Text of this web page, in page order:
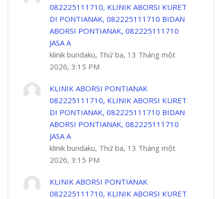
082225111710, KLINIK ABORSI KURET
DI PONTIANAK, 082225111710 BIDAN
ABORSI PONTIANAK, 082225111710
JASA A
klinik bundaku, Thứ ba, 13 Tháng một
2026, 3:15 PM
KLINIK ABORSI PONTIANAK
082225111710, KLINIK ABORSI KURET
DI PONTIANAK, 082225111710 BIDAN
ABORSI PONTIANAK, 082225111710
JASA A
klinik bundaku, Thứ ba, 13 Tháng một
2026, 3:15 PM
KLINIK ABORSI PONTIANAK
082225111710, KLINIK ABORSI KURET